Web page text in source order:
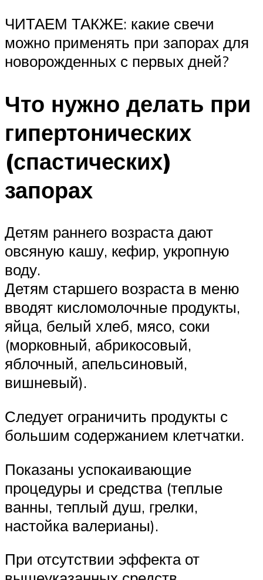
ЧИТАЕМ ТАКЖЕ: какие свечи
можно применять при запорах для
новорожденных с первых дней?
Что нужно делать при
гипертонических
(спастических)
запорах
Детям раннего возраста дают
овсяную кашу, кефир, укропную
воду.
Детям старшего возраста в меню
вводят кисломолочные продукты,
яйца, белый хлеб, мясо, соки
(морковный, абрикосовый,
яблочный, апельсиновый,
вишневый).
Следует ограничить продукты с
большим содержанием клетчатки.
Показаны успокаивающие
процедуры и средства (теплые
ванны, теплый душ, грелки,
настойка валерианы).
При отсутствии эффекта от